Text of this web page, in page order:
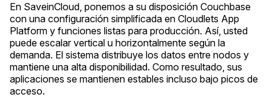
En SaveinCloud, ponemos a su disposición Couchbase
con una configuración simplificada en Cloudlets App
Platform y funciones listas para producción. Así, usted
puede escalar vertical u horizontalmente según la
demanda. El sistema distribuye los datos entre nodos y
mantiene una alta disponibilidad. Como resultado, sus
aplicaciones se mantienen estables incluso bajo picos de
acceso.